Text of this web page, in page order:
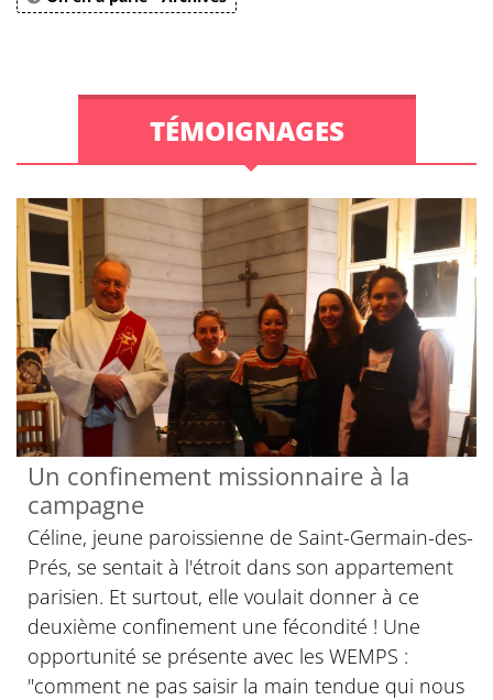
TÉMOIGNAGES
Un confinement missionnaire à la
campagne
Céline, jeune paroissienne de Saint-Germain-des-
Prés, se sentait à l'étroit dans son appartement
parisien. Et surtout, elle voulait donner à ce
deuxième confinement une fécondité ! Une
opportunité se présente avec les WEMPS :
"comment ne pas saisir la main tendue qui nous